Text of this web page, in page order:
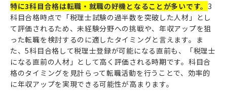
特に3科目合格は転職・就職の好機となることが多いです。 3
科目合格時点で「税理士試験の過半数を突破した人材」とし
て評価されるため、未経験分野への挑戦や、年収アップを狙
った転職を検討するのに適したタイミングと言えます。ま
た、5科目合格して税理士登録が可能になる直前も、「税理士
になる直前の人材」として高く評価される時期です。科目合
格のタイミングを見計らって転職活動を行うことで、効率的
に年収アップを実現できる可能性が高まります。